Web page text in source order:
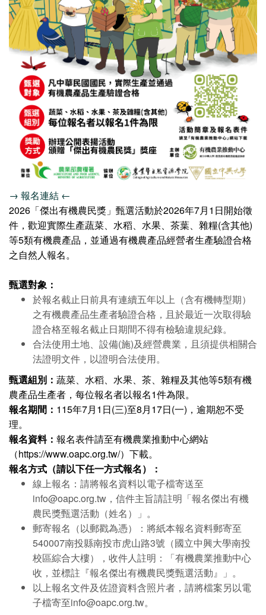
→ 報名連結 ←
2026「傑出有機農民獎」甄選活動於2026年7月1日開始徵
件，歡迎實際生產蔬菜、水稻、水果、茶葉、雜糧(含其他)
等5類有機農產品，並通過有機農產品經營者生產驗證合格
之自然人報名。
甄選對象：
於報名截止日前具有連續五年以上（含有機轉型期）
之有機農產品生產者驗證合格，且於最近一次取得驗
證合格至報名截止日期間不得有檢驗違規紀錄。
合法使用土地、設備(施)及經營農業，且須提供相關合
法證明文件，以證明合法使用。
甄選組別： 蔬菜、水稻、水果、茶、雜糧及其他等5類有機
農產品生產者，每位報名者以報名1件為限。
報名期間： 115年7月1日(三)至8月17日(一)，逾期恕不受
理。
報名資料： 報名表件請至有機農業推動中心網站
（https://www.oapc.org.tw/）下載。
報名方式（請以下任一方式報名）：
線上報名：請將報名資料以電子檔寄送至
info@oapc.org.tw，信件主旨請註明「報名傑出有機
農民獎甄選活動（姓名）」。
郵寄報名（以郵戳為憑）：將紙本報名資料郵寄至
540007南投縣南投市虎山路3號（國立中興大學南投
校區綜合大樓），收件人註明：「有機農業推動中心
收，並標註『報名傑出有機農民獎甄選活動』」。
以上報名文件及佐證資料含照片者， 請將檔案另以電
子檔寄至info@oapc.org.tw。